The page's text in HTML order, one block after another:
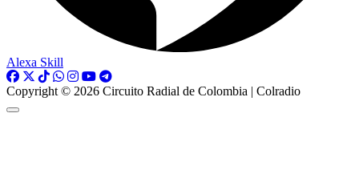
Alexa Skill
Copyright © 2026 Circuito Radial de Colombia | Colradio